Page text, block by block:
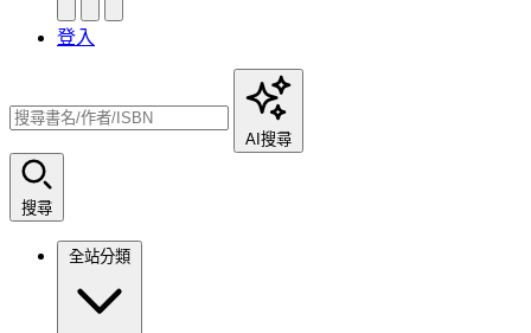
登入
AI搜尋
搜尋
全站分類